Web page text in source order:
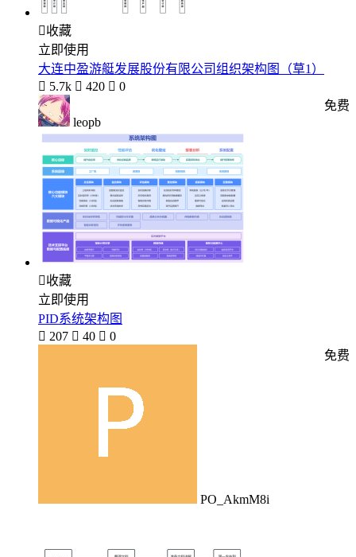
收藏
立即使用
大连中盈游艇发展股份有限公司组织架构图（草1）
 5.7k  420  0
leopb
免费
收藏
立即使用
PID系统架构图
 207  40  0
PO_AkmM8i
免费